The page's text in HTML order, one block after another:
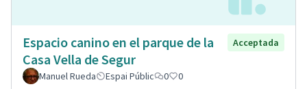
Espacio canino en el parque de la
Casa Vella de Segur
Acceptada
Manuel Rueda Espai Públic 0 0